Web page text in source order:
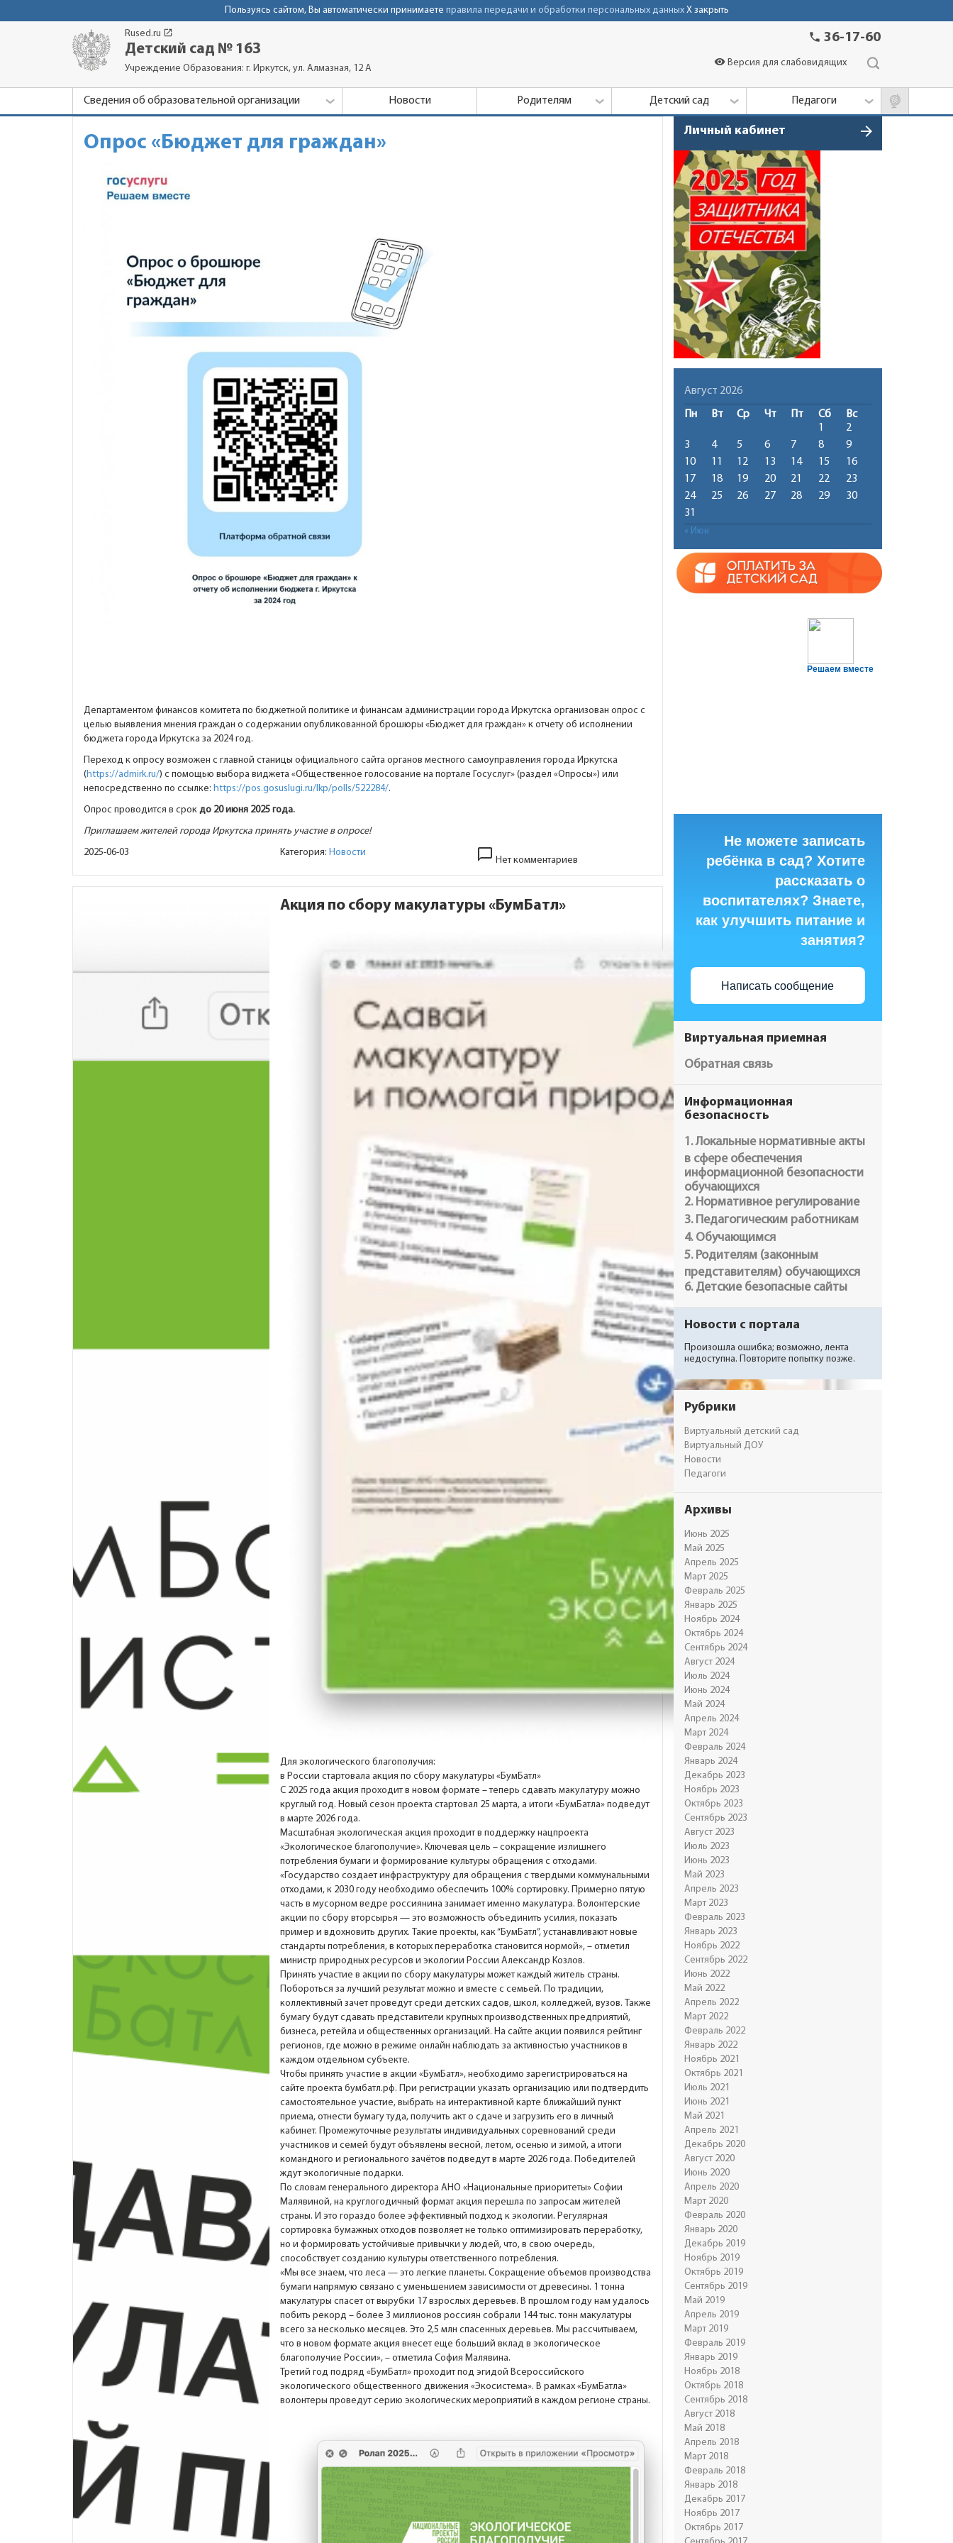
Пользуясь сайтом, Вы автоматически принимаете правила передачи и обработки персональных данных X закрыть
Rused.ru launch
Детский сад № 163
Учреждение Образования: г. Иркутск, ул. Алмазная, 12 А
phone 36-17-60
visibility Версия для слабовидящих
Сведения об образовательной организации Новости Родителям Детский сад Педагоги
Опрос «Бюджет для граждан»
Департаментом финансов комитета по бюджетной политике и финансам администрации города Иркутска организован опрос с
целью выявления мнения граждан о содержании опубликованной брошюры «Бюджет для граждан» к отчету об исполнении
бюджета города Иркутска за 2024 год.
Переход к опросу возможен с главной станицы официального сайта органов местного самоуправления города Иркутска
(https://admirk.ru/) с помощью выбора виджета «Общественное голосование на портале Госуслуг» (раздел «Опросы») или
непосредственно по ссылке: https://pos.gosuslugi.ru/lkp/polls/522284/.
Опрос проводится в срок до 20 июня 2025 года.
Приглашаем жителей города Иркутска принять участие в опросе!
2025-06-03
Категория: Новости chat_bubble_outline Нет комментариев
Акция по сбору макулатуры «БумБатл»
Для экологического благополучия:
в России стартовала акция по сбору макулатуры «БумБатл»
С 2025 года акция проходит в новом формате – теперь сдавать макулатуру можно
круглый год. Новый сезон проекта стартовал 25 марта, а итоги «БумБатла» подведут
в марте 2026 года.
Масштабная экологическая акция проходит в поддержку нацпроекта
«Экологическое благополучие». Ключевая цель – сокращение излишнего
потребления бумаги и формирование культуры обращения с отходами.
«Государство создает инфраструктуру для обращения с твердыми коммунальными
отходами, к 2030 году необходимо обеспечить 100% сортировку. Примерно пятую
часть в мусорном ведре россиянина занимает именно макулатура. Волонтерские
акции по сбору вторсырья — это возможность объединить усилия, показать
пример и вдохновить других. Такие проекты, как “БумБатл”, устанавливают новые
стандарты потребления, в которых переработка становится нормой», – отметил
министр природных ресурсов и экологии России Александр Козлов.
Принять участие в акции по сбору макулатуры может каждый житель страны.
Побороться за лучший результат можно и вместе с семьей. По традиции,
коллективный зачет проведут среди детских садов, школ, колледжей, вузов. Также
бумагу будут сдавать представители крупных производственных предприятий,
бизнеса, ретейла и общественных организаций. На сайте акции появился рейтинг
регионов, где можно в режиме онлайн наблюдать за активностью участников в
каждом отдельном субъекте.
Чтобы принять участие в акции «БумБатл», необходимо зарегистрироваться на
сайте проекта бумбатл.рф. При регистрации указать организацию или подтвердить
самостоятельное участие, выбрать на интерактивной карте ближайший пункт
приема, отнести бумагу туда, получить акт о сдаче и загрузить его в личный
кабинет. Промежуточные результаты индивидуальных соревнований среди
участников и семей будут объявлены весной, летом, осенью и зимой, а итоги
командного и регионального зачётов подведут в марте 2026 года. Победителей
ждут экологичные подарки.
По словам генерального директора АНО «Национальные приоритеты» Софии
Малявиной, на круглогодичный формат акция перешла по запросам жителей
страны. И это гораздо более эффективный подход к экологии. Регулярная
сортировка бумажных отходов позволяет не только оптимизировать переработку,
но и формировать устойчивые привычки у людей, что, в свою очередь,
способствует созданию культуры ответственного потребления.
«Мы все знаем, что леса — это легкие планеты. Сокращение объемов производства
бумаги напрямую связано с уменьшением зависимости от древесины. 1 тонна
макулатуры спасет от вырубки 17 взрослых деревьев. В прошлом году нам удалось
побить рекорд – более 3 миллионов россиян собрали 144 тыс. тонн макулатуры
всего за несколько месяцев. Это 2,5 млн спасенных деревьев. Мы рассчитываем,
что в новом формате акция внесет еще больший вклад в экологическое
благополучие России», – отметила София Малявина.
Третий год подряд «БумБатл» проходит под эгидой Всероссийского
экологического общественного движения «Экосистема». В рамках «БумБатла»
волонтеры проведут серию экологических мероприятий в каждом регионе страны.
Личный кабинет arrow_forward
Август 2026
Пн Вт Ср Чт Пт Сб
Вс
1
2
3
4 5 6 7 8
9
10
11 12 13 14 15
16
17
18 19 20 21 22
23
24
25 26 27 28 29
30
31
« Июн
Решаем вместе
Не можете записать
ребёнка в сад? Хотите
рассказать о
воспитателях? Знаете,
как улучшить питание и
занятия?
Написать сообщение
Виртуальная приемная
Обратная связь
Информационная
безопасность
1. Локальные нормативные акты
в сфере обеспечения
информационной безопасности
обучающихся
2. Нормативное регулирование
3. Педагогическим работникам
4. Обучающимся
5. Родителям (законным
представителям) обучающихся
6. Детские безопасные сайты
Новости с портала
Произошла ошибка; возможно, лента
недоступна. Повторите попытку позже.
Рубрики
Виртуальный детский сад
Виртуальный ДОУ
Новости
Педагоги
Архивы
Июнь 2025
Май 2025
Апрель 2025
Март 2025
Февраль 2025
Январь 2025
Ноябрь 2024
Октябрь 2024
Сентябрь 2024
Август 2024
Июль 2024
Июнь 2024
Май 2024
Апрель 2024
Март 2024
Февраль 2024
Январь 2024
Декабрь 2023
Ноябрь 2023
Октябрь 2023
Сентябрь 2023
Август 2023
Июль 2023
Июнь 2023
Май 2023
Апрель 2023
Март 2023
Февраль 2023
Январь 2023
Ноябрь 2022
Сентябрь 2022
Июнь 2022
Май 2022
Апрель 2022
Март 2022
Февраль 2022
Январь 2022
Ноябрь 2021
Октябрь 2021
Июль 2021
Июнь 2021
Май 2021
Апрель 2021
Декабрь 2020
Август 2020
Июнь 2020
Апрель 2020
Март 2020
Февраль 2020
Январь 2020
Декабрь 2019
Ноябрь 2019
Октябрь 2019
Сентябрь 2019
Май 2019
Апрель 2019
Март 2019
Февраль 2019
Январь 2019
Ноябрь 2018
Октябрь 2018
Сентябрь 2018
Август 2018
Май 2018
Апрель 2018
Март 2018
Февраль 2018
Январь 2018
Декабрь 2017
Ноябрь 2017
Октябрь 2017